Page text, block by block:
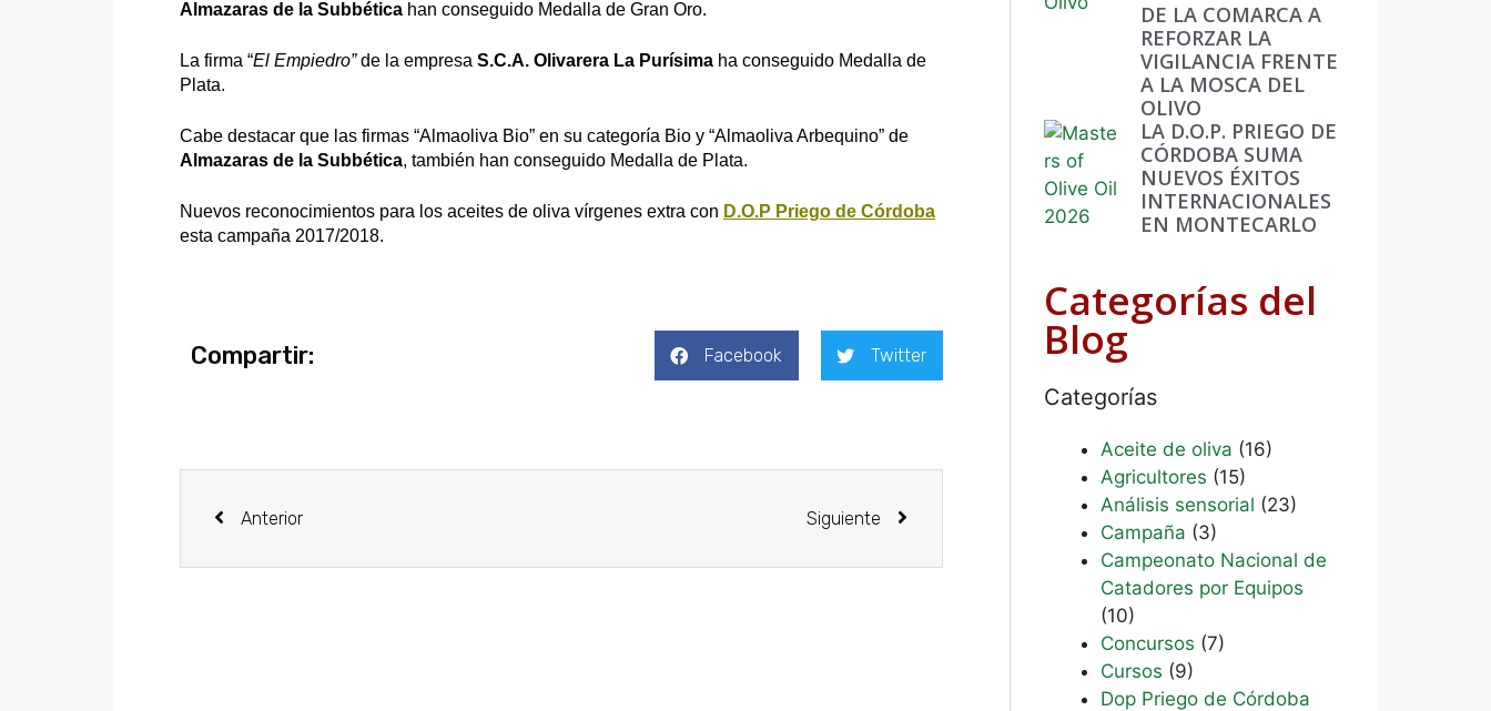
Almazaras de la Subbética han conseguido Medalla de Gran Oro.
La firma “El Empiedro”de la empresa S.C.A. Olivarera La Purísima ha conseguido Medalla de
Plata.
Cabe destacar que las firmas “Almaoliva Bio” en su categoría Bio y “Almaoliva Arbequino” de
Almazaras de la Subbética, también han conseguido Medalla de Plata.
Nuevos reconocimientos para los aceites de oliva vírgenes extra con D.O.P Priego de Córdoba
esta campaña 2017/2018.
Compartir: Facebook Twitter
Anterior Siguiente
DE LA COMARCA A
REFORZAR LA
VIGILANCIA FRENTE
A LA MOSCA DEL
OLIVO
LA D.O.P. PRIEGO DE
CÓRDOBA SUMA
NUEVOS ÉXITOS
INTERNACIONALES
EN MONTECARLO
Categorías del
Blog
Categorías
Aceite de oliva (16)
Agricultores (15)
Análisis sensorial (23)
Campaña (3)
Campeonato Nacional de
Catadores por Equipos
(10)
Concursos (7)
Cursos (9)
Dop Priego de Córdoba